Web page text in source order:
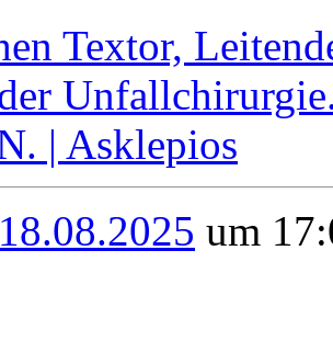
18.08.2025 um